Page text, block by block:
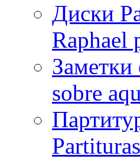
Диски
Raphael
Заметки
sobre